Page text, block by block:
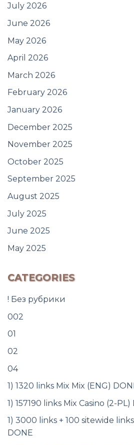
July 2026
June 2026
May 2026
April 2026
March 2026
February 2026
January 2026
December 2025
November 2025
October 2025
September 2025
August 2025
July 2025
June 2025
May 2025
CATEGORIES
! Без рубрики
002
01
02
04
1) 1320 links Mix Mix (ENG)
1) 157190 links Mix Casino (2-PL)
1) 3000 links + 100 sitewide
DONE